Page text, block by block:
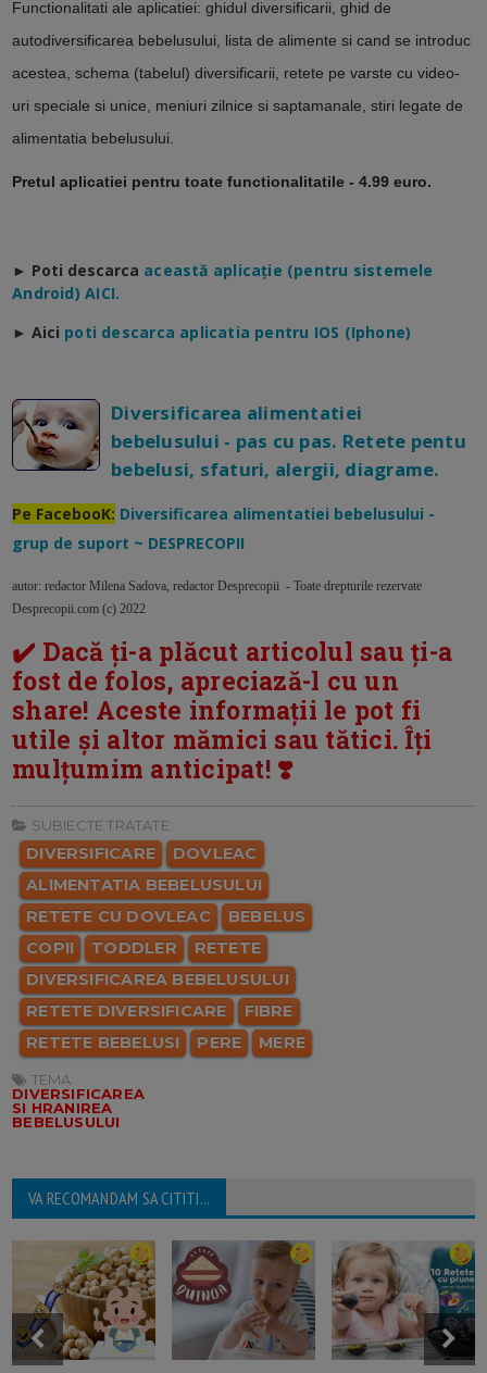
Functionalitati ale aplicatiei: ghidul diversificarii, ghid de
autodiversificarea bebelusului, lista de alimente si cand se introduc
acestea, schema (tabelul) diversificarii, retete pe varste cu video-
uri speciale si unice, meniuri zilnice si saptamanale, stiri legate de
alimentatia bebelusului.
Pretul aplicatiei pentru toate functionalitatile - 4.99 euro.
► Poti descarca această aplicație (pentru sistemele
Android) AICI.
► Aici poti descarca aplicatia pentru IOS (Iphone)
Diversificarea alimentatiei
bebelusului - pas cu pas. Retete pentu
bebelusi, sfaturi, alergii, diagrame.
Pe FacebooK: Diversificarea alimentatiei bebelusului -
grup de suport ~ DESPRECOPII
autor: redactor Milena Sadova, redactor Desprecopii - Toate drepturile rezervate
Desprecopii.com (c) 2022
✔️ Dacă ți-a plăcut articolul sau ți-a
fost de folos, apreciază-l cu un
share! Aceste informații le pot fi
utile și altor mămici sau tătici. Îți
mulțumim anticipat! ❣️
SUBIECTE TRATATE:
DIVERSIFICARE
DOVLEAC
ALIMENTATIA BEBELUSULUI
RETETE CU DOVLEAC
BEBELUS
COPII
TODDLER
RETETE
DIVERSIFICAREA BEBELUSULUI
RETETE DIVERSIFICARE
FIBRE
RETETE BEBELUSI
PERE MERE
TEMA:
DIVERSIFICAREA
SI HRANIREA
BEBELUSULUI
VA RECOMANDAM SA CITITI...